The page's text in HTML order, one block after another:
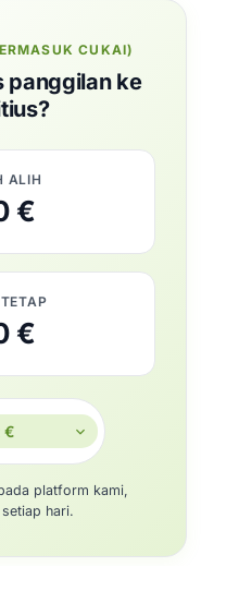
CUKAI)
panggilan ke
ALIH
€
€
platform kami,
hari.